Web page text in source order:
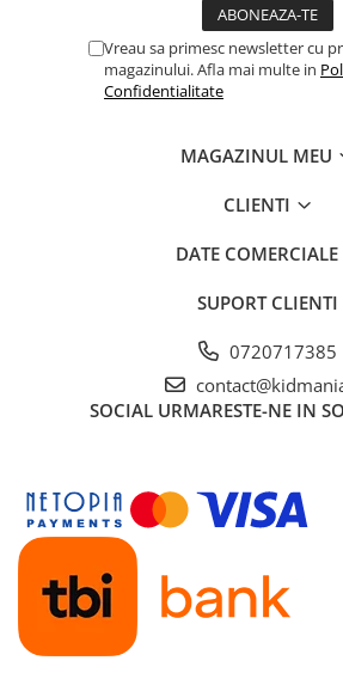
Vreau sa primesc newsletter cu
magazinului. Afla mai multe in
Confidentialitate
MAGAZINUL MEU
CLIENTI
DATE COMERCIALE
SUPORT CLIENTI
0720717385
SOCIAL URMARESTE-NE IN